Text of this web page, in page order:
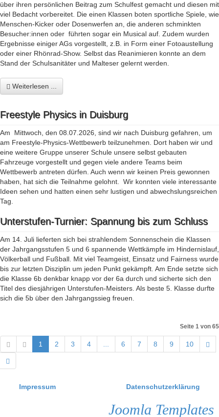
über ihren persönlichen Beitrag zum Schulfest gemacht und diesen mit
viel Bedacht vorbereitet. Die einen Klassen boten sportliche Spiele, wie
Menschen-Kicker oder Dosenwerfen an, die anderen schminkten
Besucher:innen oder führten sogar ein Musical auf. Zudem wurden
Ergebnisse einiger AGs vorgestellt, z.B. in Form einer Fotoaustellung
oder einer Rhönrad-Show. Selbst das Reanimieren konnte an dem
Stand der Schulsanitäter und Malteser gelernt werden.
Weiterlesen ...
Freestyle Physics in Duisburg
Am Mittwoch, den 08.07.2026, sind wir nach Duisburg gefahren, um
am Freestyle-Physics-Wettbewerb teilzunehmen. Dort haben wir und
eine weitere Gruppe unserer Schule unsere selbst gebauten
Fahrzeuge vorgestellt und gegen viele andere Teams beim
Wettbewerb antreten dürfen. Auch wenn wir keinen Preis gewonnen
haben, hat sich die Teilnahme gelohnt. Wir konnten viele interessante
Ideen sehen und hatten einen sehr lustigen und abwechslungsreichen
Tag.
Unterstufen-Turnier: Spannung bis zum Schluss
Am 14. Juli lieferten sich bei strahlendem Sonnenschein die Klassen
der Jahrgangsstufen 5 und 6 spannende Wettkämpfe im Hindernislauf,
Völkerball und Fußball. Mit viel Teamgeist, Einsatz und Fairness wurde
bis zur letzten Disziplin um jeden Punkt gekämpft. Am Ende setzte sich
die Klasse 6b denkbar knapp vor der 6a durch und sicherte sich den
Titel des diesjährigen Unterstufen-Meisters. Als beste 5. Klasse durfte
sich die 5b über den Jahrgangssieg freuen.
Seite 1 von 65
1 2 3 4 6 7 8 9 10
Impressum Datenschutzerklärung
Joomla Templates